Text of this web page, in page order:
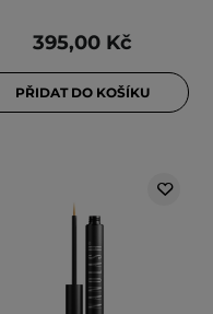
395,00 Kč
PŘIDAT DO KOŠÍKU